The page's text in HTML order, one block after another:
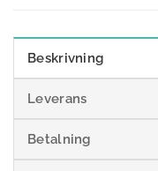
Beskrivning
Leverans
Betalning